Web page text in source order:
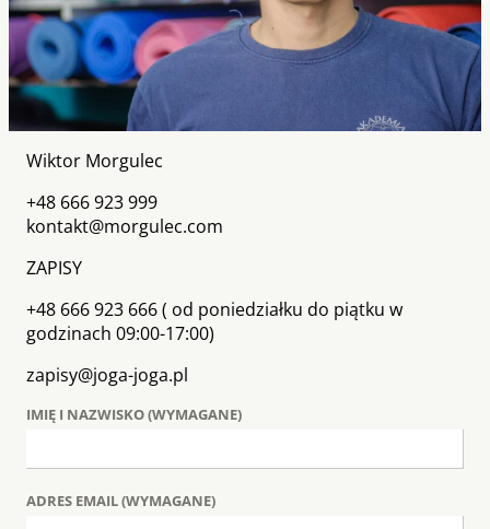
Wiktor Morgulec
+48 666 923 999
kontakt@morgulec.com
ZAPISY
+48 666 923 666 ( od poniedziałku do piątku w
godzinach 09:00-17:00)
zapisy@joga-joga.pl
IMIĘ I NAZWISKO (WYMAGANE)
ADRES EMAIL (WYMAGANE)